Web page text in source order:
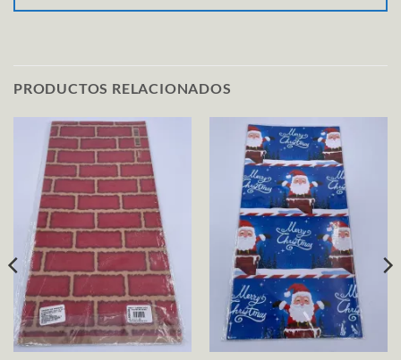
PRODUCTOS RELACIONADOS